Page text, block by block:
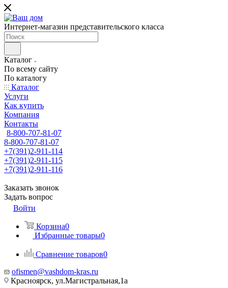
Интернет-магазин представительского класса
Каталог
По всему сайту
По каталогу
Каталог
Услуги
Как купить
Компания
Контакты
8-800-707-81-07
8-800-707-81-07
+7(391)2-911-114
+7(391)2-911-115
+7(391)2-911-116
Заказать звонок
Задать вопрос
Войти
Корзина0
Избранные товары0
Сравнение товаров0
ofismen@vashdom-kras.ru
Красноярск, ул.Магистральная,1а